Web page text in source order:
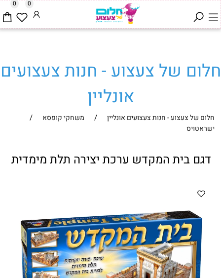
0 0
חלום של צעצוע - חנות צעצועים
אונליין
חלום של צעצוע - חנות צעצועים אונליין / משחקי קופסא /
ישראטויס
דגם בית המקדש ערכת יצירה תלת מימדית